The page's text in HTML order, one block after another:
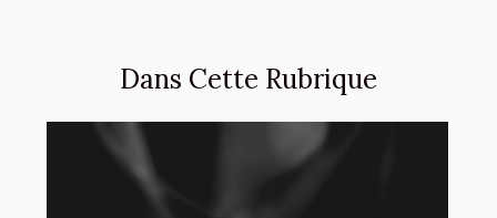
Dans Cette Rubrique